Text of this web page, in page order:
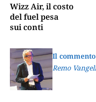
Wizz Air, il costo
del fuel pesa
sui conti
Il
Remo